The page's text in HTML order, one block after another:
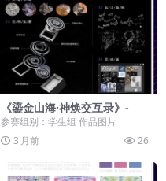
《鎏金山海·神焕交互录》-
参赛组别：学生组 作品图片
3 月前
26